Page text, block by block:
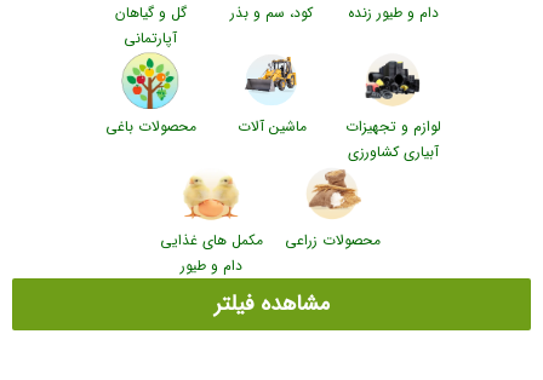
دام و طیور زنده کود، سم و بذر
گل و گیاهان
آپارتمانی
لوازم و تجهیزات
آبیاری کشاورزی
ماشین آلات محصولات باغی
محصولات زراعی
مکمل های غذایی
دام و طیور
مشاهده فیلتر